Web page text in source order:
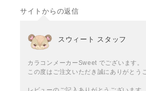
サイトからの返信
スウィート スタッフ
カラコンメーカーSweet でございます。
この度はご注文いただき誠にありがとう